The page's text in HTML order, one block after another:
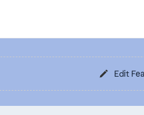
Edit